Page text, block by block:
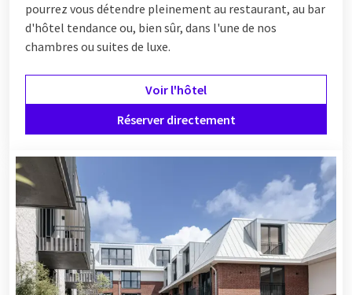
pourrez vous détendre pleinement au restaurant, au bar
d'hôtel tendance ou, bien sûr, dans l'une de nos
chambres ou suites de luxe.
Voir l'hôtel
Réserver directement